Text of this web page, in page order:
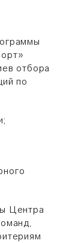
отбора
по
Центра